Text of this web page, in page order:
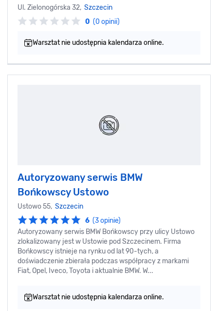
Ul. Zielonogórska 32, Szczecin
0 (0 opinii)
Warsztat nie udostępnia kalendarza online.
Autoryzowany serwis BMW
Bońkowscy Ustowo
Ustowo 55, Szczecin
6 (3 opinie)
Autoryzowany serwis BMW Bońkowscy przy ulicy Ustowo
zlokalizowany jest w Ustowie pod Szczecinem. Firma
Bońkowscy istnieje na rynku od lat 90-tych, a
doświadczenie zbierała podczas współpracy z markami
Fiat, Opel, Iveco, Toyota i aktualnie BMW. W...
Warsztat nie udostępnia kalendarza online.